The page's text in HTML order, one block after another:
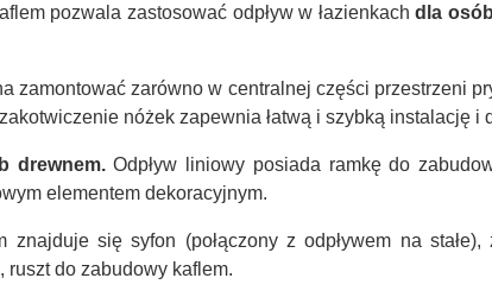
pozwala zastosować odpływ w łazienkachdla
zamontować zarówno w centralnej części przestrzeni
nóżek zapewnia łatwą i szybką instalację i
drewnem.Odpływ liniowy posiada ramkę do
elementem dekoracyjnym.
się syfon (połączony z odpływem na
do zabudowy kaflem.